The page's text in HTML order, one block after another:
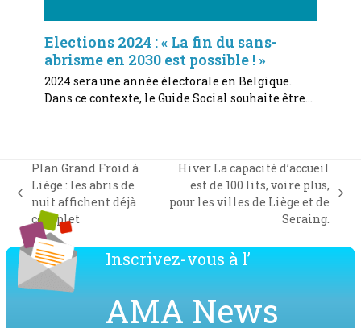
Elections 2024 : « La fin du sans-
abrisme en 2030 est possible ! »
2024 sera une année électorale en Belgique.
Dans ce contexte, le Guide Social souhaite être…
previous
post:
Plan Grand Froid à
Liège : les abris de
nuit affichent déjà
complet
next
Hiver La capacité d’accueil
est de 100 lits, voire plus,
pour les villes de Liège et de
Seraing.
Inscrivez-vous à l’
AMA News